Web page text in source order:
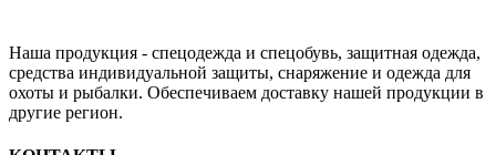
Наша продукция - спецодежда и спецобувь, защитная одежда,
средства индивидуальной защиты, снаряжение и одежда для
охоты и рыбалки. Обеспечиваем доставку нашей продукции в
другие регион.